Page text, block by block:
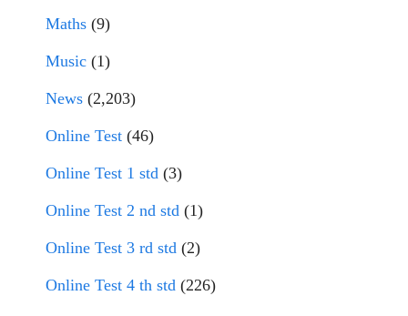
Maths (9)
Music (1)
News (2,203)
Online Test (46)
Online Test 1 std (3)
Online Test 2 nd std (1)
Online Test 3 rd std (2)
Online Test 4 th std (226)